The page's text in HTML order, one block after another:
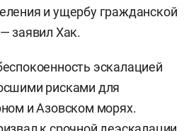
и ущербу гражданской
заявил Хак.
эскалацией
рисками для
и Азовском морях.